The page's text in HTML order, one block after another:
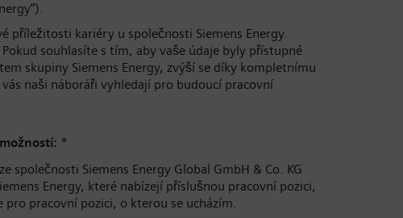
příležitosti kariéry u společnosti Siemens Energy.
souhlasíte s tím, aby vaše údaje byly přístupné
skupiny Siemens Energy, zvýší se díky kompletnímu
naši náboráři vyhledají pro budoucí pracovní
*
společnosti Siemens Energy Global GmbH & Co. KG
Energy, které nabízejí příslušnou pracovní pozici,
pro pracovní pozici, o kterou se ucházím.